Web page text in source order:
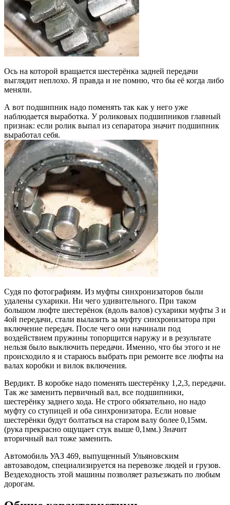
Ось на которой вращается шестерёнка задней передачи
выглядит неплохо. Я правда и не помню, что бы её когда либо
меняли.
А вот подшипник надо поменять так как у него уже
наблюдается выработка. У роликовых подшипников главный
признак: если ролик выпал из сепаратора значит подшипник
выработал себя.
Судя по фотографиям. Из муфты синхронизаторов были
удалены сухарики. Ни чего удивительного. При таком
большом люфте шестерёнок (вдоль валов) сухарики муфты 3 и
4ой передачи, стали вылазить за муфту синхронизатора при
включение передач. После чего они начинали под
воздействием пружины топорщится наружу и в результате
нельзя было выключить передачи. Именно, что бы этого и не
происходило я и стараюсь выбрать при ремонте все люфты на
валах коробки и вилок включения.
Вердикт. В коробке надо поменять шестерёнку 1,2,3, передачи.
Так же заменить первичный вал, все подшипники,
шестерёнку заднего хода. Не строго обязательно, но надо
муфту со ступицей и оба синхронизатора. Если новые
шестерёнки будут болтаться на старом валу более 0,15мм.
(рука прекрасно ощущает стук выше 0,1мм.) Значит
вторичный вал тоже заменить.
Автомобиль УАЗ 469, выпущенный Ульяновским
автозаводом, специализируется на перевозке людей и грузов.
Вездеходность этой машины позволяет разъезжать по любым
дорогам.